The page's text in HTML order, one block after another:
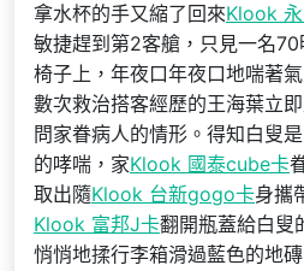
拿水杯的手又縮了回來Klook
敏捷趕到第2客艙，只見一名
椅子上，年夜口年夜口地喘著
數次救治搭客經歷的王海葉立
問家眷病人的情形。得知白叟
的哮喘，家Klook 國泰cube卡
取出隨Klook 台新gogo卡身攜
Klook 富邦J卡翻開瓶蓋給白叟
悄悄地揉行李箱滑過藍色的地